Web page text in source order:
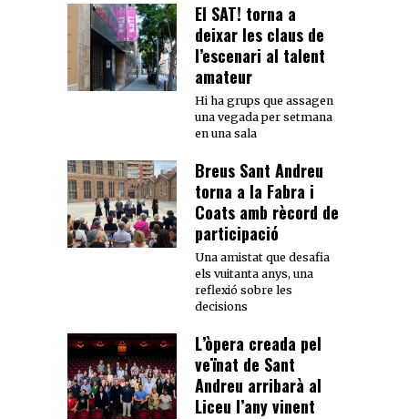
El SAT! torna a
deixar les claus de
l’escenari al talent
amateur
Hi ha grups que assagen
una vegada per setmana
en una sala
Breus Sant Andreu
torna a la Fabra i
Coats amb rècord de
participació
Una amistat que desafia
els vuitanta anys, una
reflexió sobre les
decisions
L’òpera creada pel
veïnat de Sant
Andreu arribarà al
Liceu l’any vinent